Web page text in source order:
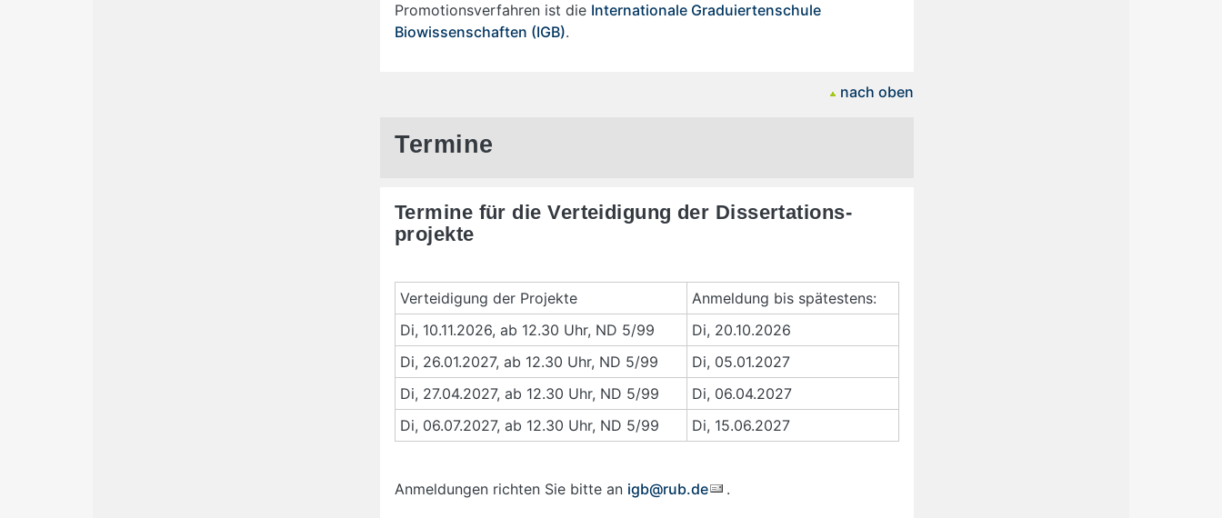
Promotionsverfahren ist die Internationale Graduiertenschule
Biowissenschaften (IGB).
nach oben
Termine
Termine für die Verteidigung der Dissertations­
projekte
Verteidigung der Projekte
Anmeldung bis spätestens:
Di, 10.11.2026, ab 12.30 Uhr, ND 5/99
Di, 20.10.2026
Di, 26.01.2027, ab 12.30 Uhr, ND 5/99
Di, 05.01.2027
Di, 27.04.2027, ab 12.30 Uhr, ND 5/99
Di, 06.04.2027
Di, 06.07.2027, ab 12.30 Uhr, ND 5/99
Di, 15.06.2027
Anmeldungen richten Sie bitte an igb@rub.de
.